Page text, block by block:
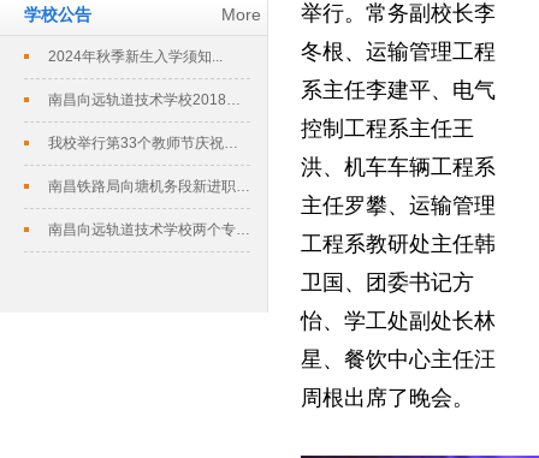
More
学校公告
2024年秋季新生入学须知...
南昌向远轨道技术学校2018春季招生...
我校举行第33个教师节庆祝暨表彰大会...
南昌铁路局向塘机务段新进职工培训班在...
南昌向远轨道技术学校两个专业评定为南...
举行。常务副校长李
冬根、运输管理工程
系主任李建平、电气
控制工程系主任王
洪、机车车辆工程系
主任罗攀、运输管理
工程系教研处主任韩
卫国、团委书记方
怡、学工处副处长林
星、餐饮中心主任汪
周根出席了晚会。